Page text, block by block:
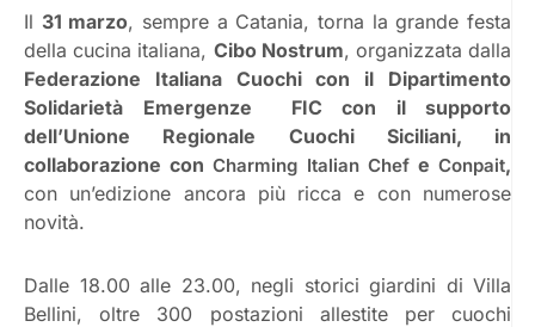
Il 31 marzo, sempre a Catania, torna la grande festa
della cucina italiana, Cibo Nostrum, organizzata dalla
Federazione Italiana Cuochi con il Dipartimento
Solidarietà Emergenze FIC con il supporto
dell’Unione Regionale Cuochi Siciliani, in
collaborazione conCharming Italian ChefeConpait,
con un’edizione ancora più ricca e con numerose
novità.
Dalle 18.00 alle 23.00, negli storici giardini di Villa
Bellini, oltre 300 postazioni allestite per cuochi